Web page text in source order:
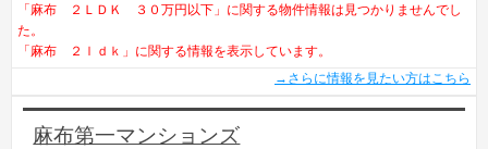
「麻布 ２ＬＤＫ ３０万円以下」に関する物件情報は見つかりませんでし
た。
「麻布 ２ｌｄｋ」に関する情報を表示しています。
→さらに情報を見たい方はこちら
麻布第一マンションズ